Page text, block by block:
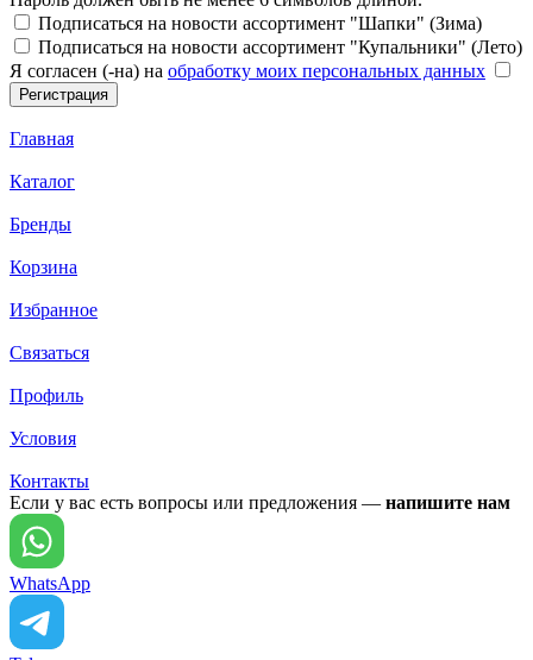
Подписаться на новости ассортимент "Шапки" (Зима)
Подписаться на новости ассортимент "Купальники" (Лето)
Я согласен (-на) на обработку моих персональных данных
Главная
Каталог
Бренды
Корзина
Избранное
Связаться
Профиль
Условия
Контакты
Если у вас есть вопросы или предложения — напишите нам
WhatsApp